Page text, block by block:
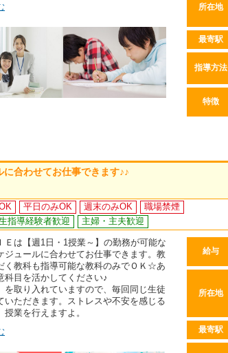
所在地
最寄駅
指導方法
特徴
合わせてお仕事できます♪♪
平日のみOK 週末のみOK
職場禁煙
指導経験者歓迎 主婦・主夫歓迎
Ｅは【週1日・1授業～】の勤務が可能な
ジュールに合わせてお仕事できます。教
く教科も指導可能な教科のみでＯＫ☆あ
科目を活かしてください♪
を取り入れていますので、毎回同じ生徒
いただきます。ストレスや不安を感じる
授業を行えますよ。
給与
所在地
最寄駅